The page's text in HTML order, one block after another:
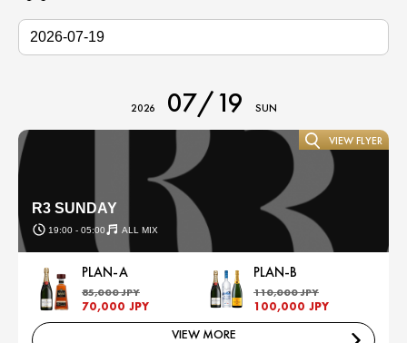
2026 07/19 SUN
R3 SUNDAY
19:00 - 05:00 ALL MIX
VIEW FLYER
PLAN-A
85,000 JPY
70,000 JPY
PLAN-B
110,000 JPY
100,000 JPY
VIEW MORE